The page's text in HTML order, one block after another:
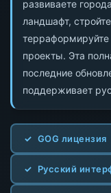
развиваете
ландшафт,
проекты. Эта
последние
поддерживает
GOG лицензия
Русский